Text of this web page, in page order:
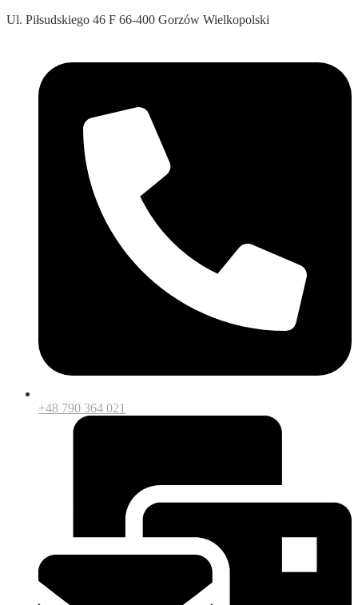
Ul. Piłsudskiego 46 F 66-400 Gorzów Wielkopolski
+48 790 364 021